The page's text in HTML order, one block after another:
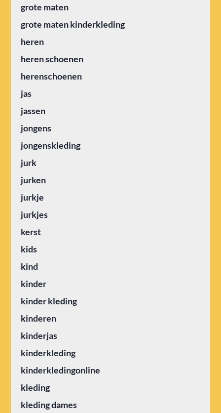
grote maten
grote maten kinderkleding
heren
heren schoenen
herenschoenen
jas
jassen
jongens
jongenskleding
jurk
jurken
jurkje
jurkjes
kerst
kids
kind
kinder
kinder kleding
kinderen
kinderjas
kinderkleding
kinderkledingonline
kleding
kleding dames